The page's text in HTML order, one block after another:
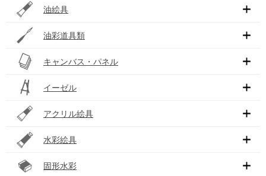
油絵具
油彩道具類
キャンバス・パネル
イーゼル
アクリル絵具
水彩絵具
固形水彩